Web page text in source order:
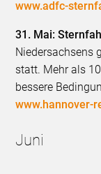
www.adfc-
31. Mai:
Niedersachsens
statt. Mehr als
bessere
www.hannover-
Juni